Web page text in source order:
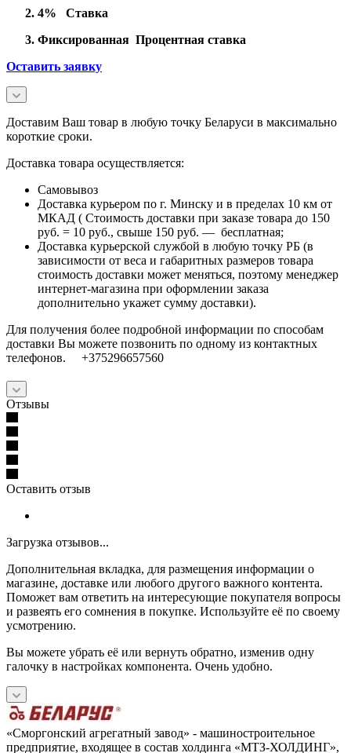
4% Ставка
Фиксированная Процентная ставка
Оставить заявку
Доставим Ваш товар в любую точку Беларуси в максимально
короткие сроки.
Доставка товара осуществляется:
Самовывоз
Доставка курьером по г. Минску и в пределах 10 км от
МКАД ( Стоимость доставки при заказе товара до 150
руб. = 10 руб., свыше 150 руб. — бесплатная;
Доставка курьерской службой в любую точку РБ (в
зависимости от веса и габаритных размеров товара
стоимость доставки может меняться, поэтому менеджер
интернет-магазина при оформлении заказа
дополнительно укажет сумму доставки).
Для получения более подробной информации по способам
доставки Вы можете позвонить по одному из контактных
телефонов. +375296657560
Отзывы
Оставить отзыв
Загрузка отзывов...
Дополнительная вкладка, для размещения информации о
магазине, доставке или любого другого важного контента.
Поможет вам ответить на интересующие покупателя вопросы
и развеять его сомнения в покупке. Используйте её по своему
усмотрению.
Вы можете убрать её или вернуть обратно, изменив одну
галочку в настройках компонента. Очень удобно.
«Сморгонский агрегатный завод» - машиностроительное
предприятие, входящее в состав холдинга «МТЗ-ХОЛДИНГ»,